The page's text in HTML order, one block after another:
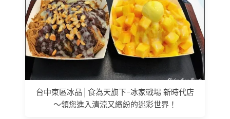
台中東區冰品│食為天旗下-冰家戰場 新時代店
～領您進入清涼又繽紛的迷彩世界！